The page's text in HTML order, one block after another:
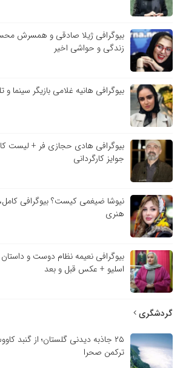
بیوگرافی ژیلا صادقی و همسرش
زندگی و حواشی اخیر
بیوگرافی هانیه غلامی بازیگر
بیوگرافی هادی حجازی فر + لیست
جوایز کارگردانی
نیوشا ضیغمی کیست؟ بیوگرافی کامل،
هنری
بیوگرافی نعیمه نظام دوست و
اسلیو + عکس قبل و بعد
گردشگری
۲۵ جاذبه دیدنی گلستان؛ از گنبد
ترکمن صحرا